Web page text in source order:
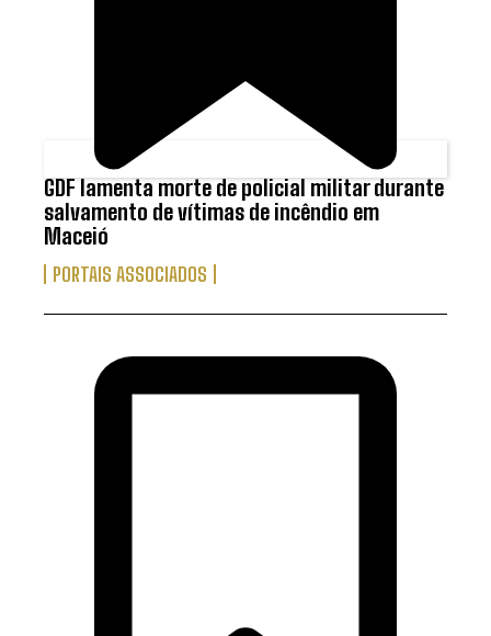
GDF lamenta morte de policial militar durante
salvamento de vítimas de incêndio em
Maceió
PORTAIS ASSOCIADOS